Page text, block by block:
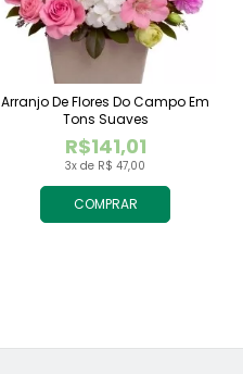
COMPRAR
3x de R$ 47,00
R$141,01
Arranjo De Flores Do Campo Em
Tons Suaves